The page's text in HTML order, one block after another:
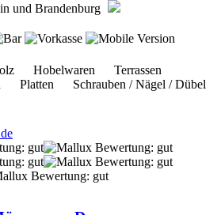
und Brandenburg
Hobelwaren Terrassen
Platten Schrauben / Nägel / Dübel